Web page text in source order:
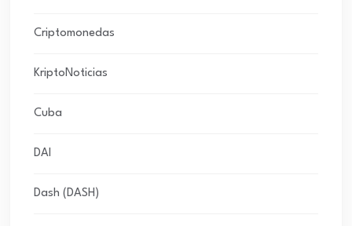
Criptomonedas
KriptoNoticias
Cuba
DAI
Dash (DASH)